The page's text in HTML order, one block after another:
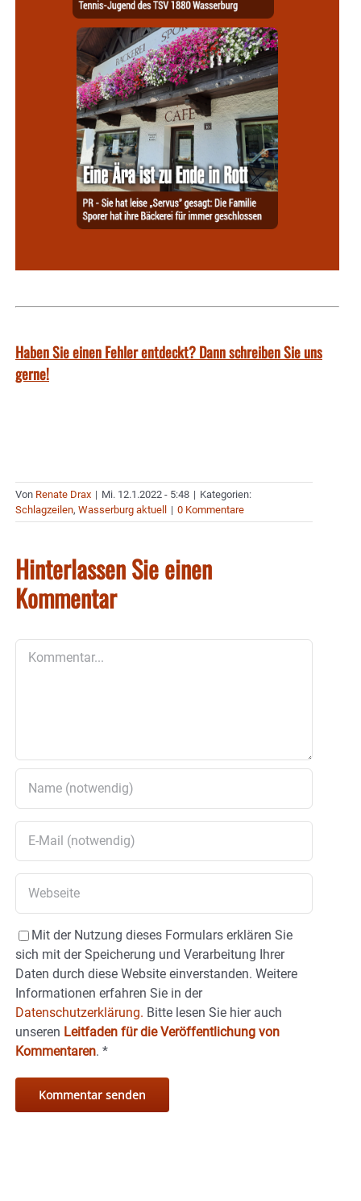
Haben Sie einen Fehler entdeckt? Dann schreiben Sie uns
gerne!
Von Renate Drax | Mi. 12.1.2022 - 5:48 | Kategorien:
Schlagzeilen, Wasserburg aktuell | 0 Kommentare
Hinterlassen Sie einen
Kommentar
Mit der Nutzung dieses Formulars erklären Sie
sich mit der Speicherung und Verarbeitung Ihrer
Daten durch diese Website einverstanden. Weitere
Informationen erfahren Sie in der
Datenschutzerklärung. Bitte lesen Sie hier auch
unseren Leitfaden für die Veröffentlichung von
Kommentaren. *